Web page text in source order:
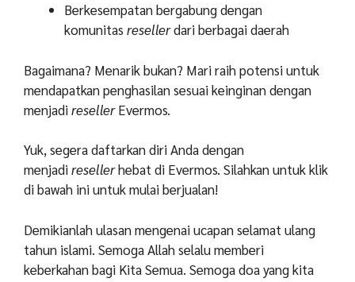
Berkesempatan bergabung dengan
komunitas resellerdari berbagai daerah
Bagaimana? Menarik bukan? Mari raih potensi untuk
mendapatkan penghasilan sesuai keinginan dengan
menjadiresellerEvermos.
Yuk, segera daftarkan diri Anda dengan
menjadiresellerhebat di Evermos. Silahkan untuk klik
di bawah ini untuk mulai berjualan!
Demikianlah ulasan mengenai ucapan selamat ulang
tahun islami. Semoga Allah selalu memberi
keberkahan bagi Kita Semua. Semoga doa yang kita